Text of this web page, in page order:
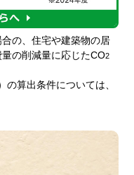
の、住宅や建築物の居
の削減量に応じたCO2
の算出条件については、